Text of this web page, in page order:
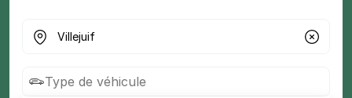
Où cherchez-vous un parking ?
Type de véhicule